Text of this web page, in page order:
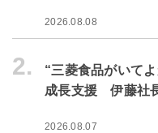
2026.08.08
2.
“三菱食品がいて
成長支援 伊藤社
2026.08.07